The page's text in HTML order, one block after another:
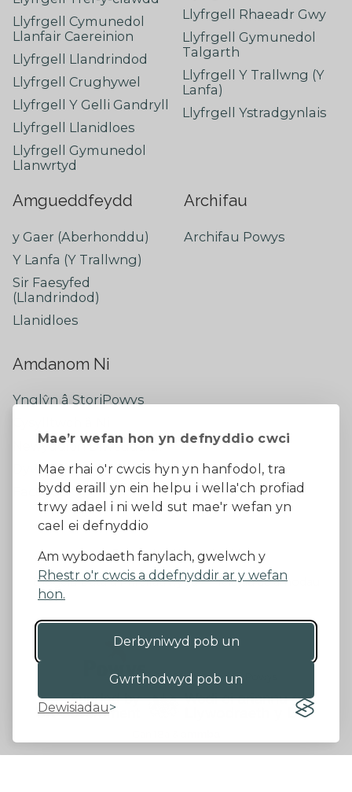
Mae’r wefan hon yn defnyddio cwci
Mae rhai o'r cwcis hyn yn hanfodol, tra
bydd eraill yn ein helpu i wella'ch profiad
trwy adael i ni weld sut mae'r wefan yn
cael ei defnyddio
Am wybodaeth fanylach, gwelwch y
Rhestr o'r cwcis a ddefnyddir ar y wefan
hon.
Derbyniwyd pob un
Gwrthodwyd pob un
Dewisiadau
Llyfrgell Cymunedol
Llanfair Caereinion
Llyfrgell Llandrindod
Llyfrgell Crughywel
Llyfrgell Y Gelli Gandryll
Llyfrgell Llanidloes
Llyfrgell Gymunedol
Llanwrtyd
Llyfrgell Rhaeadr Gwy
Llyfrgell Gymunedol
Talgarth
Llyfrgell Y Trallwng (Y
Lanfa)
Llyfrgell Ystradgynlais
Amgueddfeydd
y Gaer (Aberhonddu)
Y Lanfa (Y Trallwng)
Sir Faesyfed
(Llandrindod)
Llanidloes
Archifau
Archifau Powys
Amdanom Ni
Ynglŷn â StoriPowys
Newyddion Diweddaraf
Dywedwch eich barn
Facebook
Datganiad Hygyrchedd
Diogelu Data a Phreifatrwydd
Telerau ac amodau
©2026 - Cyngor Sir Powys